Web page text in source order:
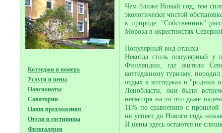
Коттеджи и номера
Услуги и цены
Пансионаты
Санатории
Наши предложения
Отели и гостиницы
Фотогалерея
Чем ближе Новый год, тем
экологически чистой
к природе. "Собственник"
Мороза в окрестностях
Популярный вид отдыха
Некогда столь популярный у
Финляндии, где жители
коттеджному туризму,
отдых в коттеджах в "родных
Ленобласти, они были
несмотря на то что даже
11% по сравнению с прошлой
не успеет до Нового года
И цены здесь остаются не